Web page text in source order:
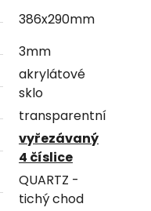
386x290mm
3mm
akrylátové
sklo
transparentní
vyřezávaný
4 číslice
QUARTZ -
tichý chod